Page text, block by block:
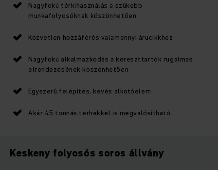
Nagyfokú térkihasználás a szűkebb
munkafolyosóknak köszönhetően
Közvetlen hozzáférés valamennyi árucikkhez
Nagyfokú alkalmazkodás a kereszttartók rugalmas
elrendezésének köszönhetően
Egyszerű felépítés, kevés alkotóelem
Akár 45 tonnás terhekkel is megvalósítható
Keskeny folyosós soros állvány